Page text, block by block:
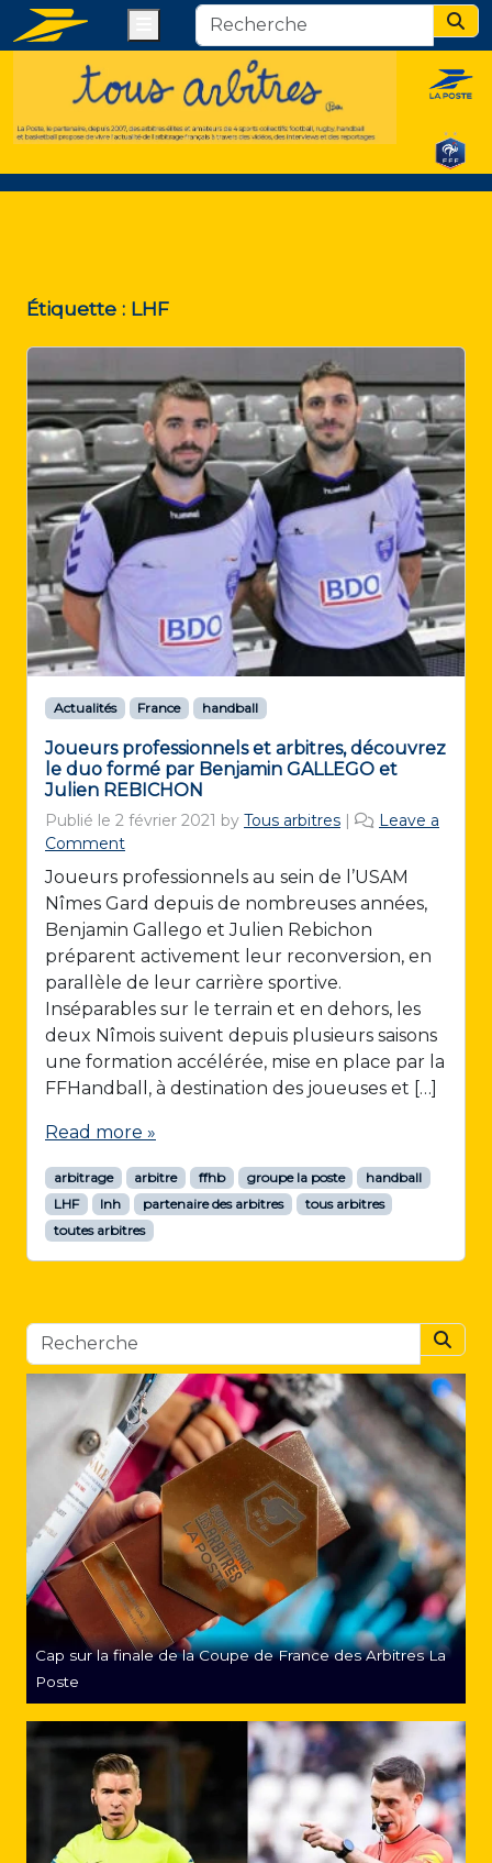
Étiquette : LHF
Actualités France handball
Joueurs professionnels et arbitres, découvrez
le duo formé par Benjamin GALLEGO et
Julien REBICHON
Publié le 2 février 2021 by Tous arbitres |
Leave a
Comment
Joueurs professionnels au sein de l’USAM
Nîmes Gard depuis de nombreuses années,
Benjamin Gallego et Julien Rebichon
préparent activement leur reconversion, en
parallèle de leur carrière sportive.
Inséparables sur le terrain et en dehors, les
deux Nîmois suivent depuis plusieurs saisons
une formation accélérée, mise en place par la
FFHandball, à destination des joueuses et […]
Read more »
arbitrage arbitre ffhb groupe la poste
handball
LHF
lnh partenaire des arbitres
tous arbitres
toutes arbitres
Cap sur la finale de la Coupe de France des Arbitres La
Poste